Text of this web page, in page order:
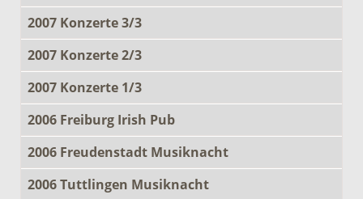
2007 Konzerte 3/3
2007 Konzerte 2/3
2007 Konzerte 1/3
2006 Freiburg Irish Pub
2006 Freudenstadt Musiknacht
2006 Tuttlingen Musiknacht